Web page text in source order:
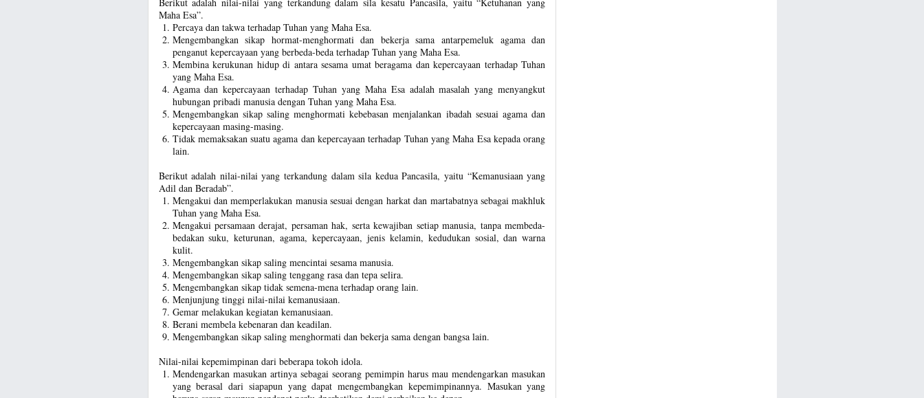
Maha Esa”.
Percaya dan takwa terhadap Tuhan yang Maha Esa.
Mengembangkan sikap hormat-menghormati dan bekerja sama antarpemeluk agama dan
penganut kepercayaan yang berbeda-beda terhadap Tuhan yang Maha Esa.
Membina kerukunan hidup di antara sesama umat beragama dan kepercayaan terhadap Tuhan
yang Maha Esa.
Agama dan kepercayaan terhadap Tuhan yang Maha Esa adalah masalah yang menyangkut
hubungan pribadi manusia dengan Tuhan yang Maha Esa.
Mengembangkan sikap saling menghormati kebebasan menjalankan ibadah sesuai agama dan
kepercayaan masing-masing.
Tidak memaksakan suatu agama dan kepercayaan terhadap Tuhan yang Maha Esa kepada orang
lain.
Berikut adalah nilai-nilai yang terkandung dalam sila kedua Pancasila, yaitu “Kemanusiaan yang
Adil dan Beradab”.
Mengakui dan memperlakukan manusia sesuai dengan harkat dan martabatnya sebagai makhluk
Tuhan yang Maha Esa.
Mengakui persamaan derajat, persaman hak, serta kewajiban setiap manusia, tanpa membeda-
bedakan suku, keturunan, agama, kepercayaan, jenis kelamin, kedudukan sosial, dan warna
kulit.
Mengembangkan sikap saling mencintai sesama manusia.
Mengembangkan sikap saling tenggang rasa dan tepa selira.
Mengembangkan sikap tidak semena-mena terhadap orang lain.
Menjunjung tinggi nilai-nilai kemanusiaan.
Gemar melakukan kegiatan kemanusiaan.
Berani membela kebenaran dan keadilan.
Mengembangkan sikap saling menghormati dan bekerja sama dengan bangsa lain.
Nilai-nilai kepemimpinan dari beberapa tokoh idola.
Mendengarkan masukan artinya sebagai seorang pemimpin harus mau mendengarkan masukan
yang berasal dari siapapun yang dapat mengembangkan kepemimpinannya. Masukan yang